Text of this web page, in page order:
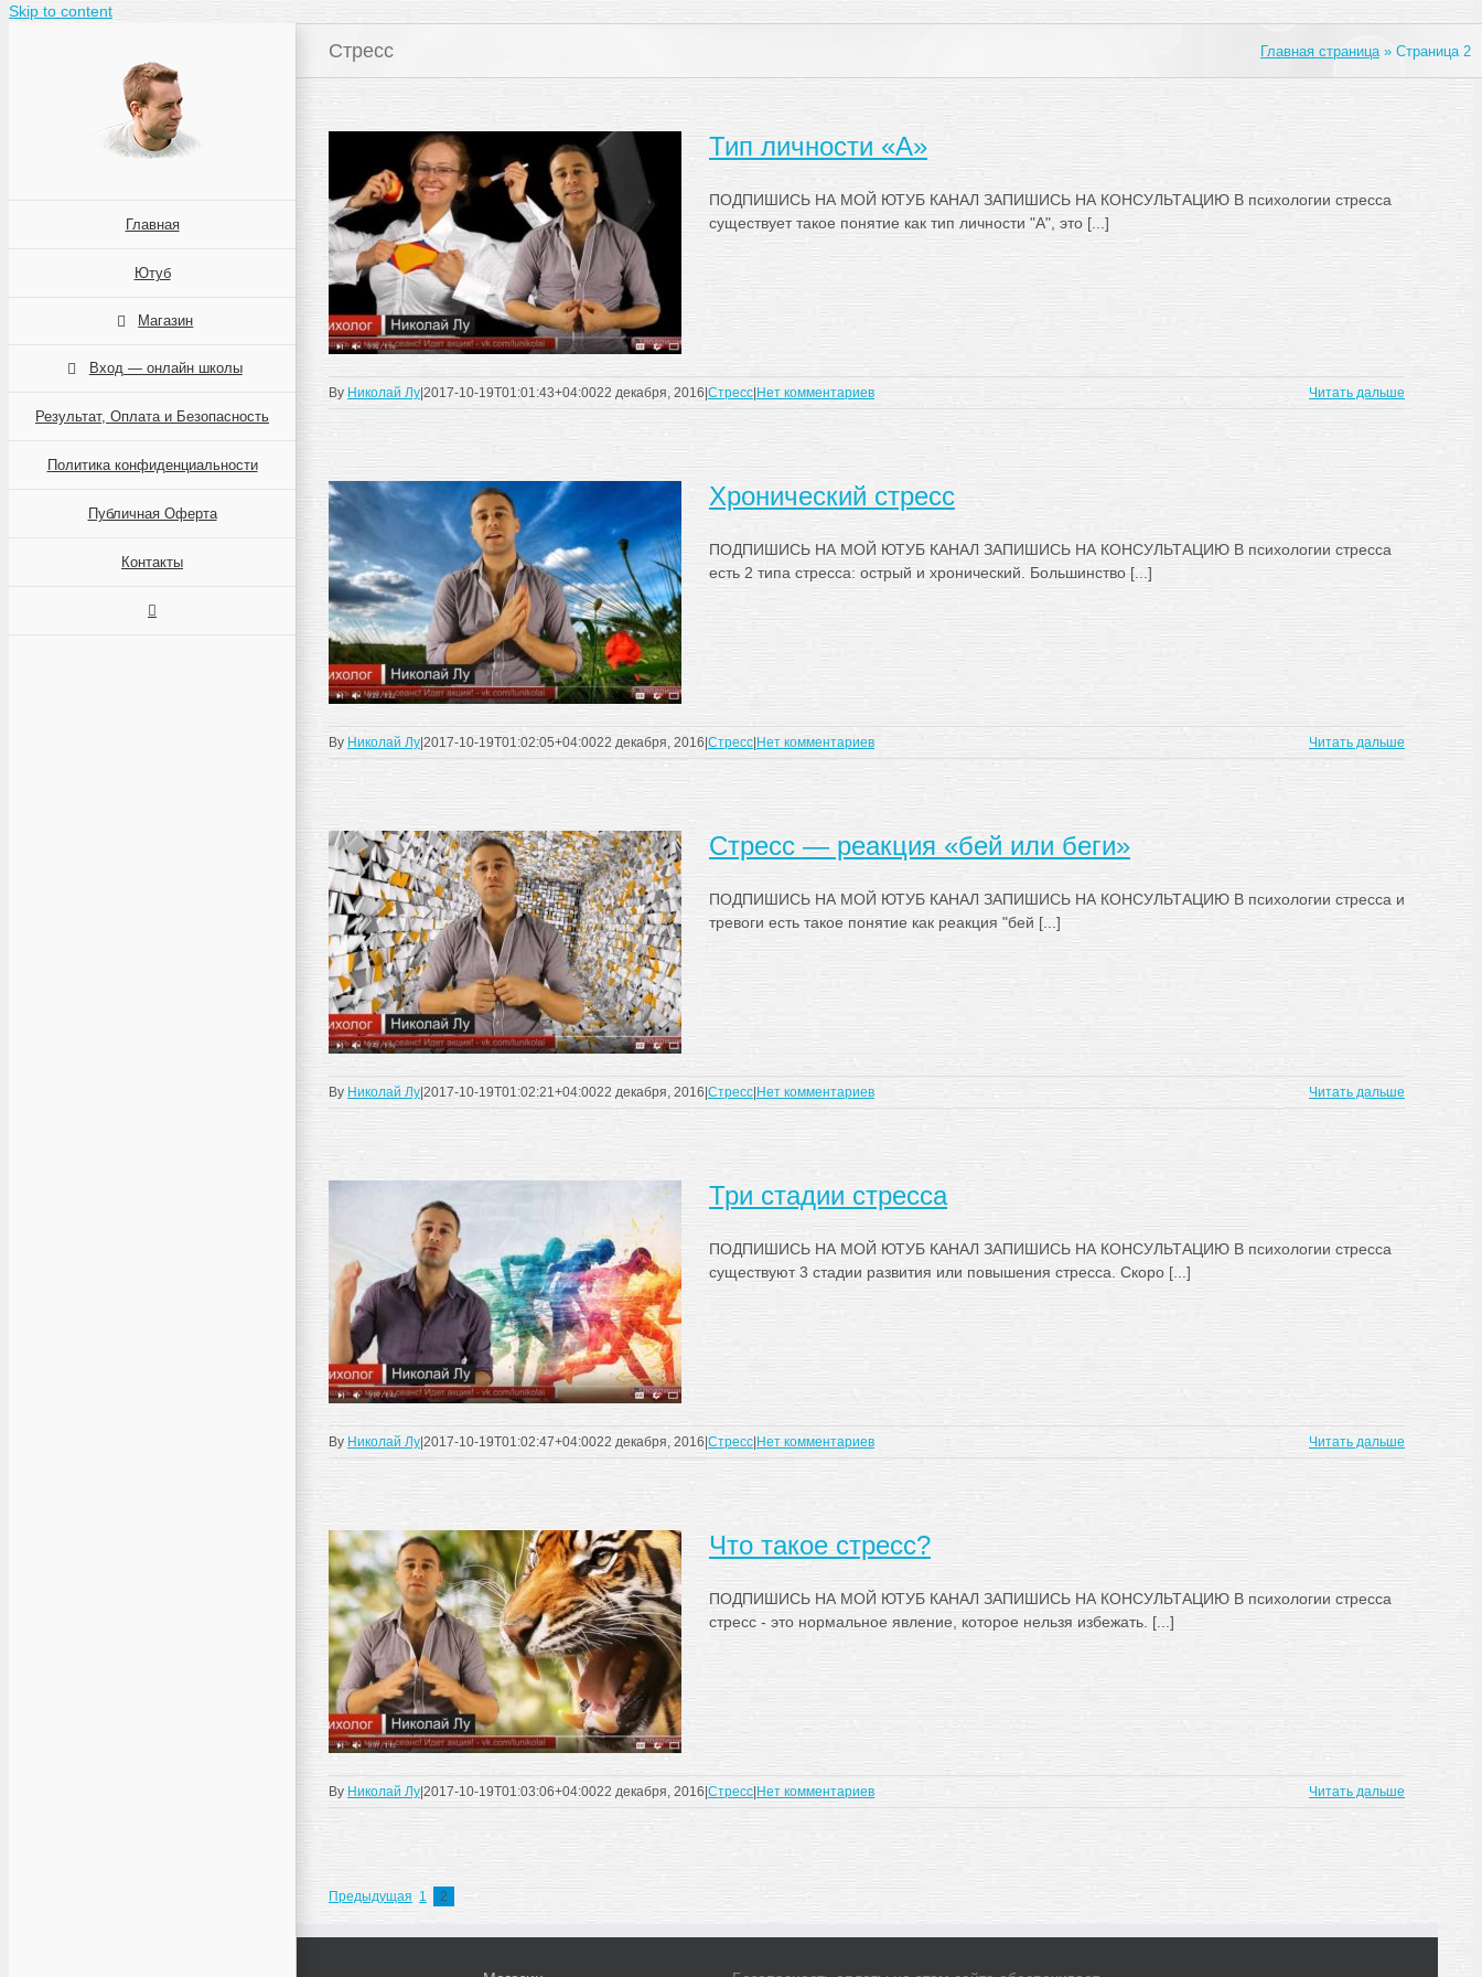
Skip to content
Главная
Ютуб
Магазин
Вход — онлайн школы
Результат, Оплата и Безопасность
Политика конфиденциальности
Публичная Оферта
Контакты
Стресс Главная страница » Страница 2
Тип личности «А»
ПОДПИШИСЬ НА МОЙ ЮТУБ КАНАЛ ЗАПИШИСЬ НА КОНСУЛЬТАЦИЮ В психологии стресса
существует такое понятие как тип личности "A", это [...]
By Николай Лу 2017-10-19T01:01:43+04:0022 декабря, 2016 Стресс Нет комментариев Читать дальше
Хронический стресс
ПОДПИШИСЬ НА МОЙ ЮТУБ КАНАЛ ЗАПИШИСЬ НА КОНСУЛЬТАЦИЮ В психологии стресса
есть 2 типа стресса: острый и хронический. Большинство [...]
By Николай Лу 2017-10-19T01:02:05+04:0022 декабря, 2016 Стресс Нет комментариев Читать дальше
Стресс — реакция «бей или беги»
ПОДПИШИСЬ НА МОЙ ЮТУБ КАНАЛ ЗАПИШИСЬ НА КОНСУЛЬТАЦИЮ В психологии стресса и
тревоги есть такое понятие как реакция "бей [...]
By Николай Лу 2017-10-19T01:02:21+04:0022 декабря, 2016 Стресс Нет комментариев Читать дальше
Три стадии стресса
ПОДПИШИСЬ НА МОЙ ЮТУБ КАНАЛ ЗАПИШИСЬ НА КОНСУЛЬТАЦИЮ В психологии стресса
существуют 3 стадии развития или повышения стресса. Скоро [...]
By Николай Лу 2017-10-19T01:02:47+04:0022 декабря, 2016 Стресс Нет комментариев Читать дальше
Что такое стресс?
ПОДПИШИСЬ НА МОЙ ЮТУБ КАНАЛ ЗАПИШИСЬ НА КОНСУЛЬТАЦИЮ В психологии стресса
стресс - это нормальное явление, которое нельзя избежать. [...]
By Николай Лу 2017-10-19T01:03:06+04:0022 декабря, 2016 Стресс Нет комментариев Читать дальше
Предыдущая 1 2